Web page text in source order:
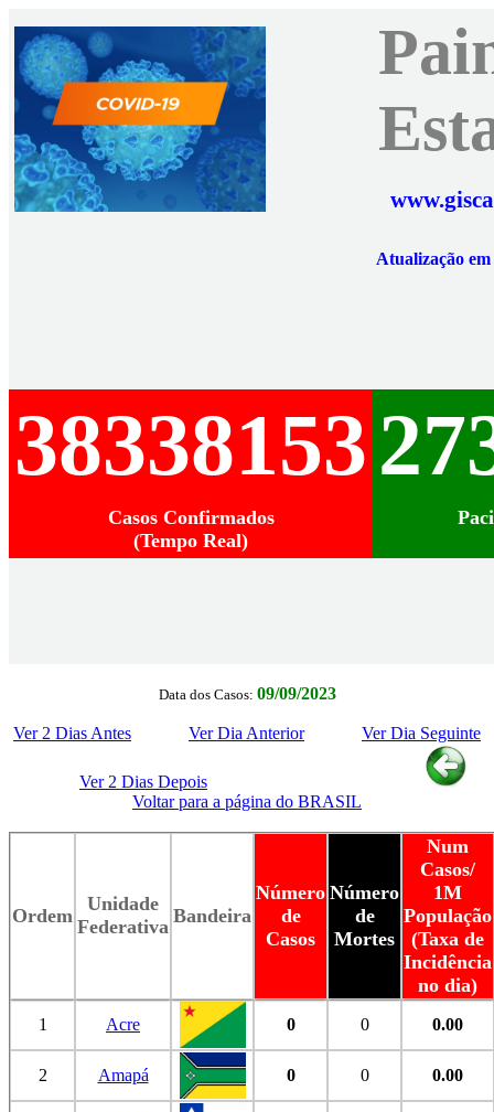
Atualização
38338153
Casos Confirmados
(Tempo Real)
Data dos Casos: 09/09/2023
Ver 2 Dias Antes Ver Dia Anterior Ver Dia Seguinte
Ver 2 Dias Depois
Voltar para a página do BRASIL
Ordem
Unidade
Federativa Bandeira
Número
de
Casos
Número
de
Mortes
Num
Casos/
1M
População
(Taxa de
Incidência
no dia)
1 Acre 0 0 0.00
2 Amapá 0 0 0.00